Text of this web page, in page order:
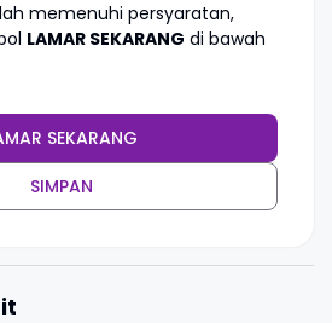
memenuhi persyaratan,
LAMAR SEKARANG di bawah
SEKARANG
SIMPAN